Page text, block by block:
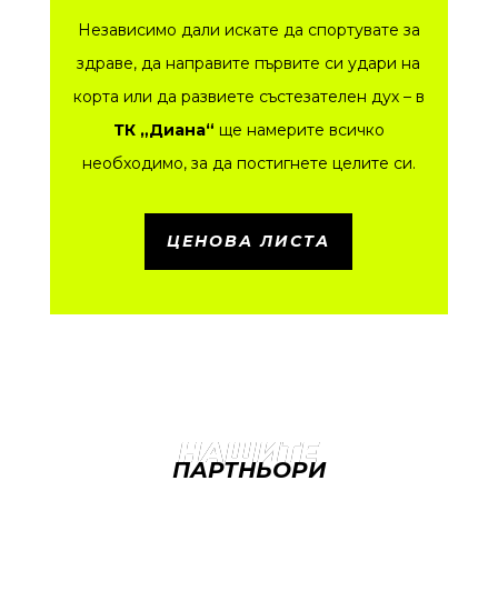
Независимо дали искате да спортувате за
здраве, да направите първите си удари на
корта или да развиете състезателен дух – в
ТК „Диана“ ще намерите всичко
необходимо, за да постигнете целите си.
ЦЕНОВА ЛИСТА
НАШИТЕ
ПАРТНЬОРИ